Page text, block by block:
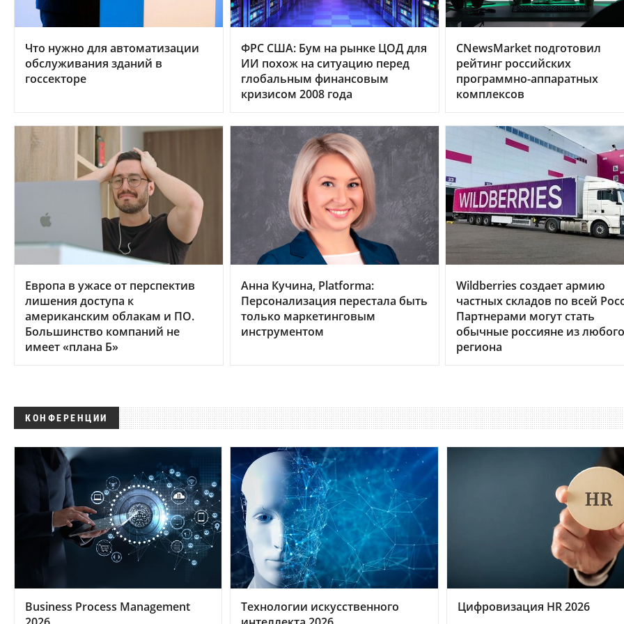
Что нужно для автоматизации
обслуживания зданий в
госсекторе
ФРС США: Бум на рынке ЦОД для
ИИ похож на ситуацию перед
глобальным финансовым
кризисом 2008 года
CNewsMarket подготовил
рейтинг российских
программно-аппаратных
комплексов
Европа в ужасе от перспектив
лишения доступа к
американским облакам и ПО.
Большинство компаний не
имеет «плана Б»
Анна Кучина, Platforma:
Персонализация перестала быть
только маркетинговым
инструментом
Wildberries создает армию
частных складов по всей
Партнерами могут стать
обычные россияне из любого
региона
КОНФЕРЕНЦИИ
Business Process Management
Технологии искусственного
Цифровизация HR 2026